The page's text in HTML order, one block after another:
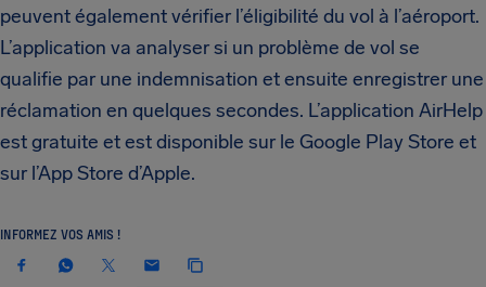
peuvent également vérifier l’éligibilité du vol à l’aéroport.
L’application va analyser si un problème de vol se
qualifie par une indemnisation et ensuite enregistrer une
réclamation en quelques secondes. L’application AirHelp
est gratuite et est disponible sur le Google Play Store et
sur l’App Store d’Apple.
INFORMEZ VOS AMIS !